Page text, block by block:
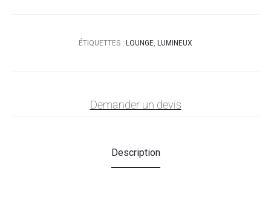
ÉTIQUETTES : LOUNGE LUMINEUX
Demander un devis
Description